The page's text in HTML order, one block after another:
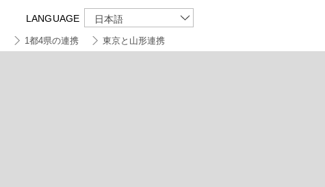
LANGUAGE 日本語
1都4県の連携 東京と山形連携